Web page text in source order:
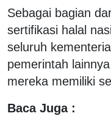
Sebagai bagian
sertifikasi halal
seluruh
pemerintah
mereka memiliki
Baca Juga :